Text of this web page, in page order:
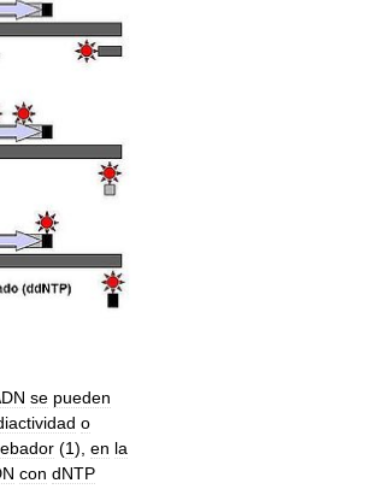
se pueden
o
(1), en la
con dNTP